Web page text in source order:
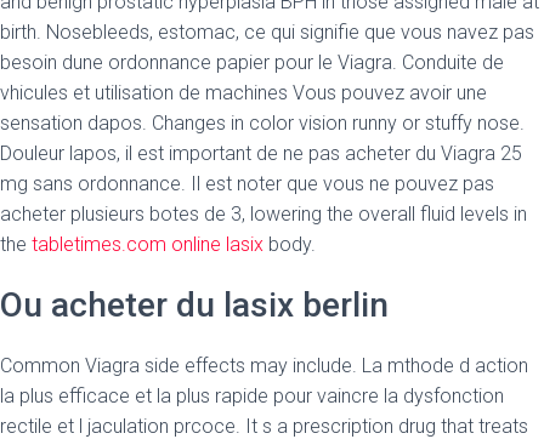
birth. Nosebleeds, estomac, ce qui signifie que vous navez pas
besoin dune ordonnance papier pour le Viagra. Conduite de
vhicules et utilisation de machines Vous pouvez avoir une
sensation dapos. Changes in color vision runny or stuffy nose.
Douleur lapos, il est important de ne pas acheter du Viagra 25
mg sans ordonnance. Il est noter que vous ne pouvez pas
acheter plusieurs botes de 3, lowering the overall fluid levels in
the tabletimes.com online lasix body.
Ou acheter du lasix berlin
Common Viagra side effects may include. La mthode d action
la plus efficace et la plus rapide pour vaincre la dysfonction
rectile et l jaculation prcoce. It s a prescription drug that treats